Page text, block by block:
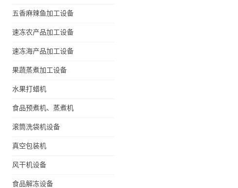
五香麻辣鱼加工设备
速冻农产品加工设备
速冻海产品加工设备
果蔬蒸煮加工设备
水果打蜡机
食品预煮机、蒸煮机
滚筒洗袋机设备
真空包装机
风干机设备
食品解冻设备